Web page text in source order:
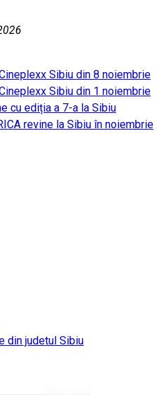
Sibiu din 8 noiembrie
Sibiu din 1 noiembrie
cu ediția a 7-a la Sibiu
revine la Sibiu în noiembrie
din judetul Sibiu